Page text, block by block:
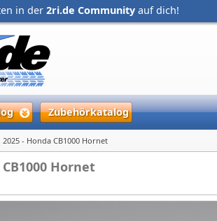
in der 2ri.de Community auf dich!
Zubehörkatalog
2025 - Honda CB1000 Hornet
Hornet